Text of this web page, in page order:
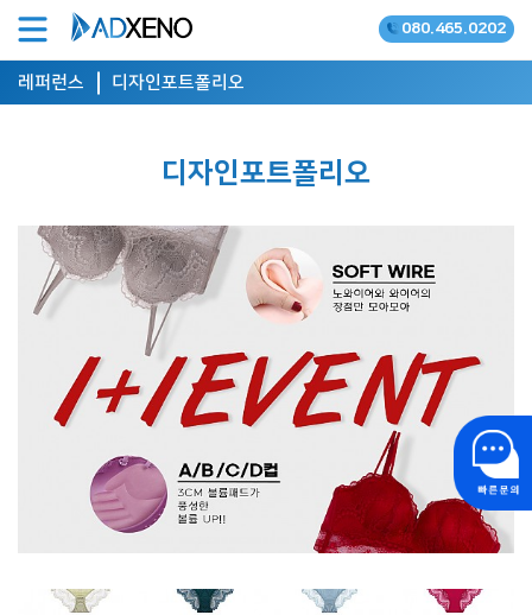
온라인광고 공식대행사 080.465.0202
레퍼런스 디자인포트폴리오
디자인포트폴리오